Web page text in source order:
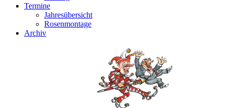
Termine
Jahresübersicht
Rosenmontage
Archiv